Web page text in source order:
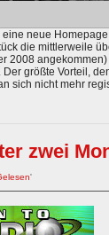
eine neue
die mittlerweile
2008
größte Vorteil,
sich nicht mehr
zwei
'